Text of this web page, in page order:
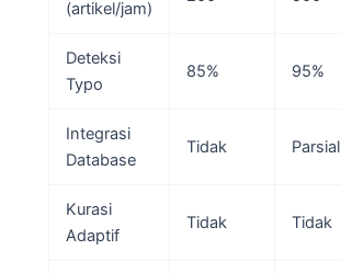
(artikel/jam)
Deteksi
Typo
85% 95%
Integrasi
Database
Tidak Parsial
Kurasi
Adaptif
Tidak Tidak